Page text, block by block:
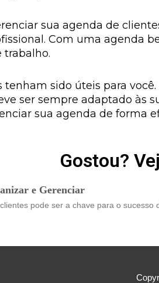
sua agenda de
Com uma agenda
trabalho.
tenham sido úteis para
ser sempre adaptado às
sua agenda de forma
Gostou?
e Gerenciar
pode ser a chave para o